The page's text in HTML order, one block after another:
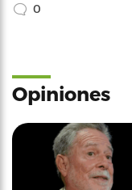
0
Opiniones